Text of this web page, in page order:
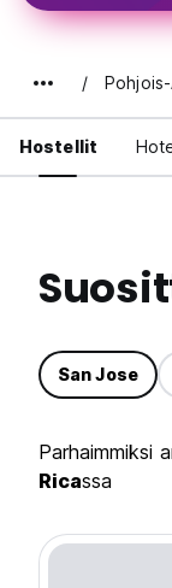
Hostellit
San Jose
Parhaimmiksi
Ricassa